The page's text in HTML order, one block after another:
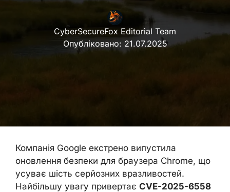
CyberSecureFox Editorial Team
Опубліковано: 21.07.2025
Компанія Google екстрено випустила
оновлення безпеки для браузера Chrome, що
усуває шість серйозних вразливостей.
Найбільшу увагу привертає CVE-2025-6558